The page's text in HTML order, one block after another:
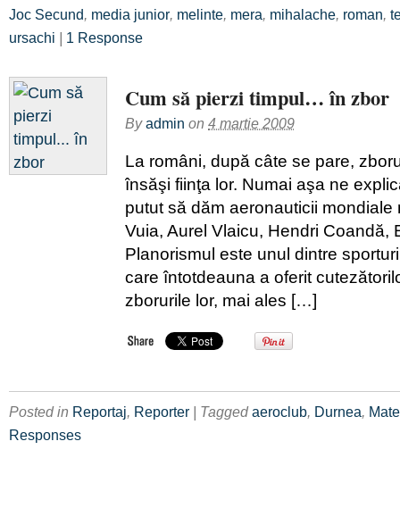
Joc Secund, media junior, melinte, mera, mihalache, roman,
ursachi | 1 Response
Cum să pierzi timpul… în zbor
Byadmin on 4 martie 2009
La români, după câte se pare,
însăşi fiinţa lor. Numai aşa ne
putut să dăm aeronauticii mondiale
Vuia, Aurel Vlaicu, Hendri Coandă,
Planorismul este unul dintre
care întotdeauna a oferit
zborurile lor, mai ales […]
Posted in Reportaj, Reporter | Taggedaeroclub, Durnea,
Responses